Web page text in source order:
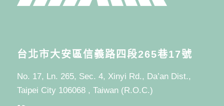
台北市大安區信義路四段265巷17號
No. 17, Ln. 265, Sec. 4, Xinyi Rd., Da’an Dist.,
Taipei City 106068 , Taiwan (R.O.C.)